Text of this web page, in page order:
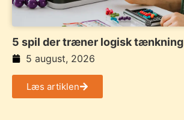
5 spil der træner logisk tænkning
5 august, 2026
Læs artiklen